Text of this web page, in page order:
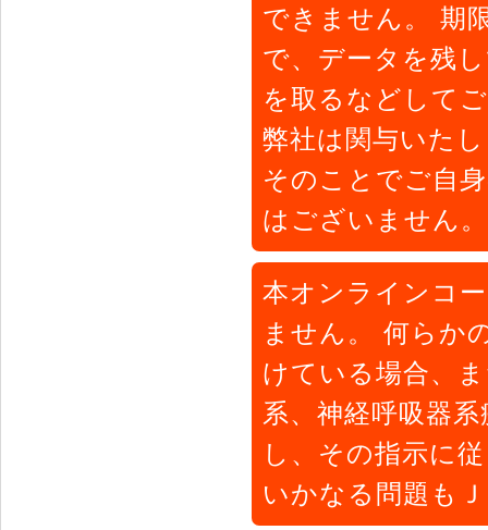
できません。 期
で、データを残
を取るなどして
弊社は関与いた
そのことでご自
はございません。
本オンラインコ
ません。 何らか
けている場合、
系、神経呼吸器
し、その指示に
いかなる問題も